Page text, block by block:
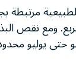
مرتبطة
مساحة 28 الف
يوليو